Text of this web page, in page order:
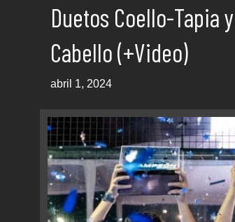
Duetos Coello-Tapia
Cabello (+Video)
abril 1, 2024